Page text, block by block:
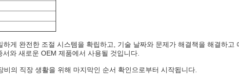
게 완전한 조절 시스템을 확립하고, 기술 날짜와 문제가 해결책을 해결하고
와 새로운 OEM 제품에서 사용될 것입니다.
의 직장 생활을 위해 마지막인 순서 확인으로부터 시작됩니다.